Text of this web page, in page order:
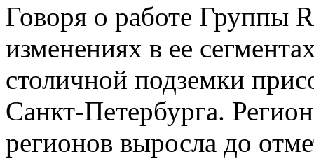
Говоря о работе Группы
изменениях в ее
столичной подземки
Санкт-Петербурга.
регионов выросла до